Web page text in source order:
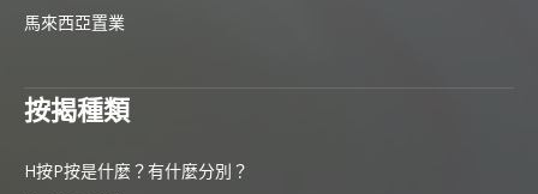
馬來西亞置業
按揭種類
H按P按是什麼？有什麼分別？